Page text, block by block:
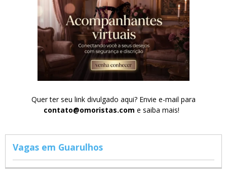
Quer ter seu link divulgado aqui? Envie e-mail para
contato@omoristas.com e saiba mais!
Vagas em Guarulhos